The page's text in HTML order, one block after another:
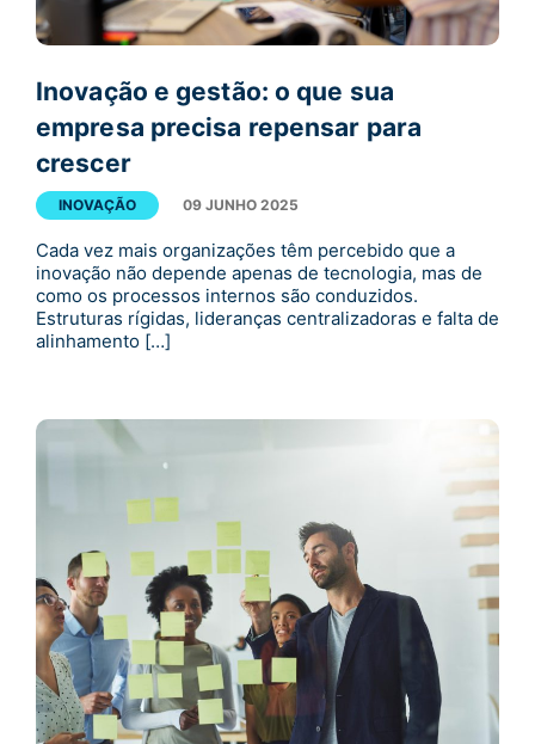
Inovação e gestão: o que sua
empresa precisa repensar para
crescer
INOVAÇÃO 09 JUNHO 2025
Cada vez mais organizações têm percebido que a
inovação não depende apenas de tecnologia, mas de
como os processos internos são conduzidos.
Estruturas rígidas, lideranças centralizadoras e falta de
alinhamento […]